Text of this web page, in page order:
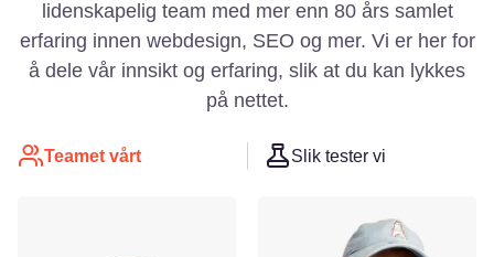
lidenskapelig team med mer enn 80 års samlet
erfaring innen webdesign, SEO og mer. Vi er her for
å dele vår innsikt og erfaring, slik at du kan lykkes
på nettet.
Teamet vårt Slik tester vi